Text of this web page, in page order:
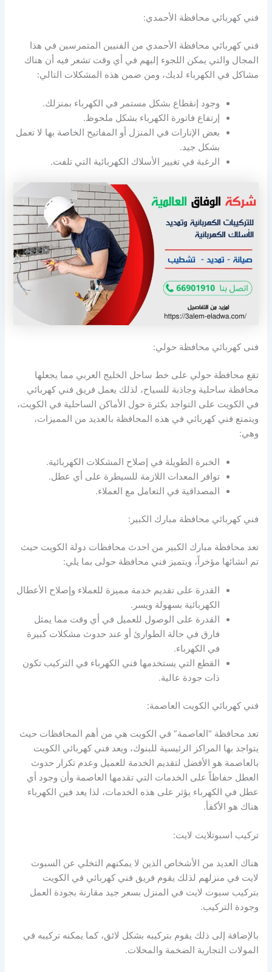
فني كهربائي محافظة الأحمدي:
فني كهربائي محافظة الأحمدي من الفنيين المتمرسين في هذا
المجال والتي يمكن اللجوء إليهم في أي وقت تشعر فيه أن هناك
مشاكل في الكهرباء لديك، ومن ضمن هذه المشكلات التالي:
وجود إنقطاع بشكل مستمر في الكهرباء بمنزلك.
إرتفاع فاتورة الكهرباء بشكل ملحوظ.
بعض الإنارات في المنزل أو المفاتيح الخاصة بها لا تعمل
بشكل جيد.
الرغبة في تغيير الأسلاك الكهربائية التي تلفت.
فنى كهربائي محافظة حولي:
تقع محافظة حولي على خط ساحل الخليج العربي مما يجعلها
محافظة ساحلية وجاذبة للسياح، لذلك يعمل فريق فني كهربائي
في الكويت على التواجد بكثرة حول الأماكن الساحلية في الكويت،
ويتمتع فني كهربائي في هذه المحافظة بالعديد من المميزات،
وهي:
الخبرة الطويلة في إصلاح المشكلات الكهربائية.
توافر المعدات اللازمة للسيطرة على أي عطل.
المصداقية في التعامل مع العملاء.
فني كهربائي محافظة مبارك الكبير:
تعد محافظة مبارك الكبير من احدث محافظات دولة الكويت حيث
تم انشائها مؤخراً، ويتميز فني محافظة حولى بما يلي:
القدرة على تقديم خدمة مميزة للعملاء وإصلاح الأعطال
الكهربائية بسهولة ويسر.
القدرة على الوصول للعميل في أي وقت مما يمثل
فارق في حالة الطوارئ أو عند حدوث مشكلات كبيرة
في الكهرباء.
القطع التي يستخدمها فني الكهرباء في التركيب تكون
ذات جودة عالية.
فني كهربائي الكويت العاصمة:
تعد محافظة “العاصمة” في الكويت هي من أهم المحافظات حيث
يتواجد بها المراكز الرئيسية للبنوك، ويعد فني كهربائي الكويت
بالعاصمة هو الأفضل لتقديم الخدمة للعميل وعدم تكرار حدوث
العطل حفاظاً على الخدمات التي تقدمها العاصمة وأن وجود أي
عطل في الكهرباء يؤثر على هذه الخدمات، لذا يعد فين الكهرباء
هناك هو الأكفأ.
تركيب اسبوتلايت لايت:
هناك العديد من الأشخاص الذين لا يمكنهم التخلي عن السبوت
لايت في منزلهم لذلك يقوم فريق فني كهربائي في الكويت
بتركيب سبوت لايت في المنزل بسعر جيد مقارنة بجودة العمل
وجودة التركيب.
بالإضافة إلى ذلك يقوم بتركيبه بشكل لائق، كما يمكنه تركيبه في
المولات التجارية الضخمة والمحلات.